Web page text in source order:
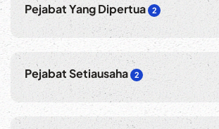
Pejabat Yang Dipertua 2
Pejabat Setiausaha 2